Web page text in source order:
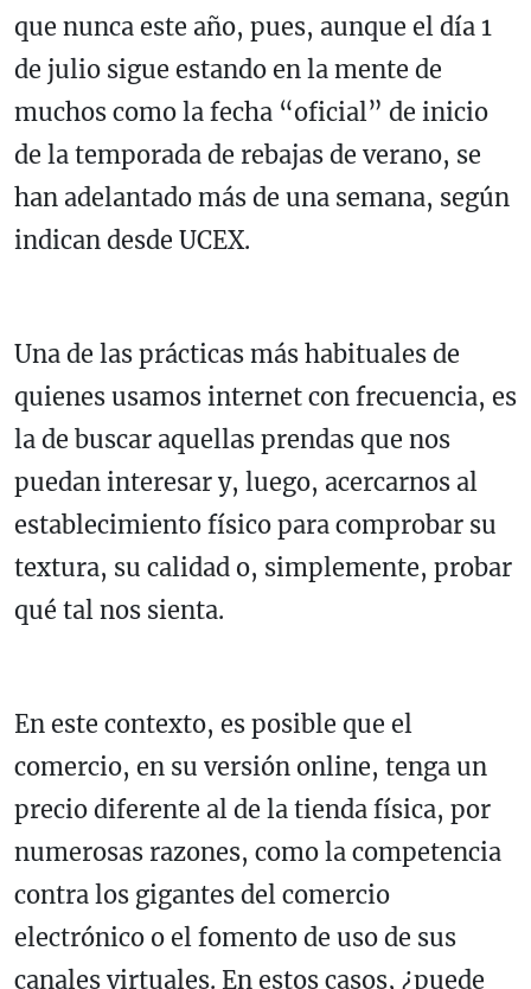
que nunca este año, pues, aunque el día 1
de julio sigue estando en la mente de
muchos como la fecha “oficial” de inicio
de la temporada de rebajas de verano, se
han adelantado más de una semana, según
indican desde UCEX.
Una de las prácticas más habituales de
quienes usamos internet con frecuencia, es
la de buscar aquellas prendas que nos
puedan interesar y, luego, acercarnos al
establecimiento físico para comprobar su
textura, su calidad o, simplemente, probar
qué tal nos sienta.
En este contexto, es posible que el
comercio, en su versión online, tenga un
precio diferente al de la tienda física, por
numerosas razones, como la competencia
contra los gigantes del comercio
electrónico o el fomento de uso de sus
canales virtuales. En estos casos, ¿puede